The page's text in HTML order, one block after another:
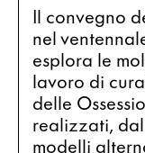
Il convegno
nel
esplora le
lavoro di
delle
realizzati,
modelli